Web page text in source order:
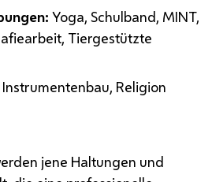
Yoga, Schulband, MINT,
Tiergestützte
Instrumentenbau, Religion
jene Haltungen und